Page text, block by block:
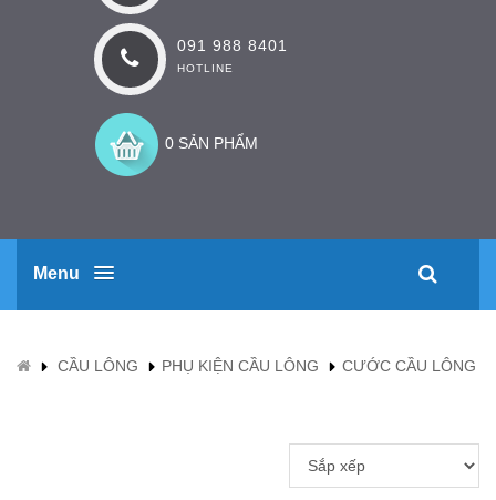
091 988 8401
HOTLINE
0 SẢN PHẨM
Menu
CẦU LÔNG PHỤ KIỆN CẦU LÔNG CƯỚC CẦU LÔNG